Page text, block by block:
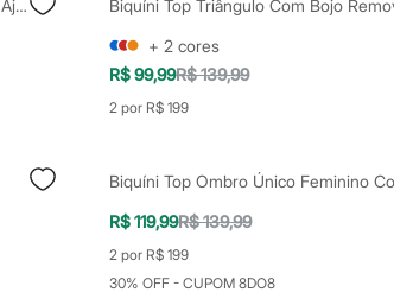
Biquíni Top Faixa Feminino Com Nó E Ajuste Lateral Azul
+ 2 cores
R$ 99,99R$ 139,99
2 por R$ 199
R$ 119,99R$ 139,99
2 por R$ 199
30% OFF - CUPOM 8DO8